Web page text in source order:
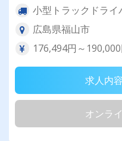
小型トラックドラ
広島県福山市
176,494円～
求人内
オンラ